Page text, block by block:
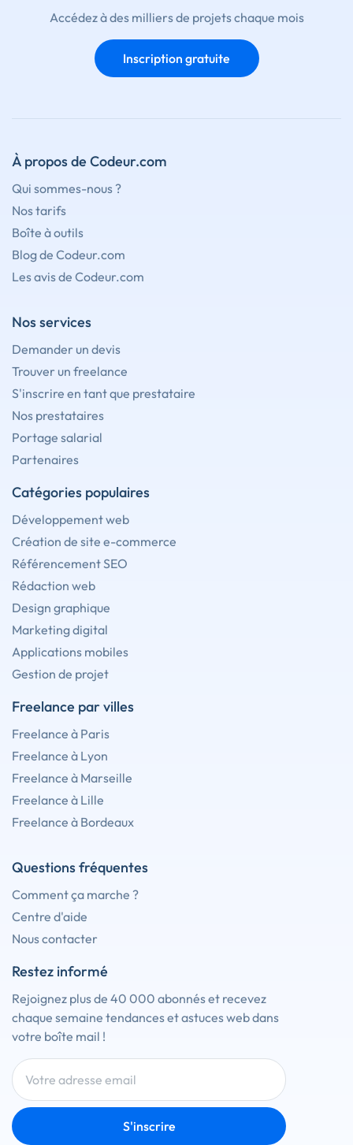
Accédez à des milliers de projets chaque mois
Inscription gratuite
À propos de Codeur.com
Qui sommes-nous ?
Nos tarifs
Boîte à outils
Blog de Codeur.com
Les avis de Codeur.com
Nos services
Demander un devis
Trouver un freelance
S'inscrire en tant que prestataire
Nos prestataires
Portage salarial
Partenaires
Catégories populaires
Développement web
Création de site e-commerce
Référencement SEO
Rédaction web
Design graphique
Marketing digital
Applications mobiles
Gestion de projet
Freelance par villes
Freelance à Paris
Freelance à Lyon
Freelance à Marseille
Freelance à Lille
Freelance à Bordeaux
Questions fréquentes
Comment ça marche ?
Centre d'aide
Nous contacter
Restez informé
Rejoignez plus de 40 000 abonnés et recevez
chaque semaine tendances et astuces web dans
votre boîte mail !
S'inscrire